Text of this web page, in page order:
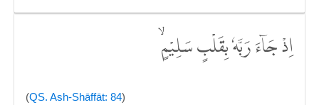
اِذْ جَاۤءَ رَبَّهٗ بِقَلْبٍ سَلِيْمٍۙ
(QS. Ash-Shāffāt: 84)